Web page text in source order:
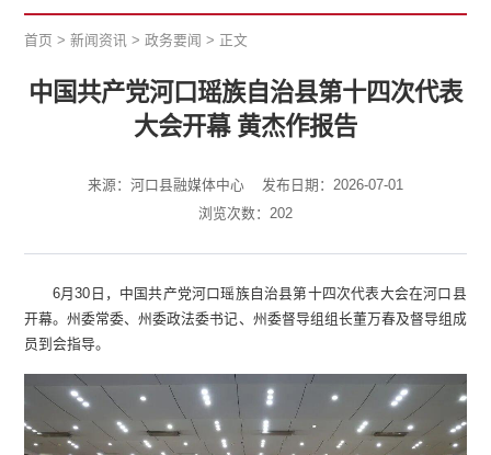
首页 >新闻资讯 >政务要闻 > 正文
中国共产党河口瑶族自治县第十四次代表
大会开幕 黄杰作报告
来源：河口县融媒体中心
发布日期：2026-07-01
浏览次数： 202
6月30日，中国共产党河口瑶族自治县第十四次代表大会在河口县
开幕。州委常委、州委政法委书记、州委督导组组长董万春及督导组成
员到会指导。